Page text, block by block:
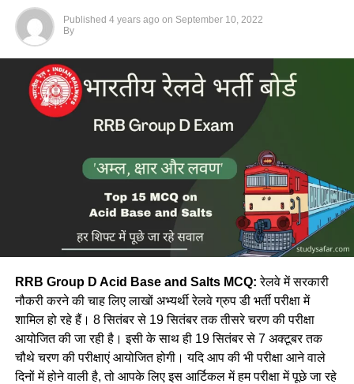
Published 4 years ago on September 10, 2022
By
RRB Group D Acid Base and Salts MCQ: रेलवे में सरकारी
नौकरी करने की चाह लिए लाखों अभ्यर्थी रेलवे ग्रुप डी भर्ती परीक्षा में
शामिल हो रहे हैं। 8 सितंबर से 19 सितंबर तक तीसरे चरण की परीक्षा
आयोजित की जा रही है। इसी के साथ ही 19 सितंबर से 7 अक्टूबर तक
चौथे चरण की परीक्षाएं आयोजित होगी। यदि आप की भी परीक्षा आने वाले
दिनों में होने वाली है, तो आपके लिए इस आर्टिकल में हम परीक्षा में पूछे जा रहे